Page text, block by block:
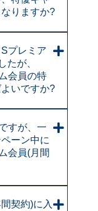
なりますか?
プレミア
たが、
会員の特
よいですか?
すが、一
ーン中に
会員(月間
契約)に入